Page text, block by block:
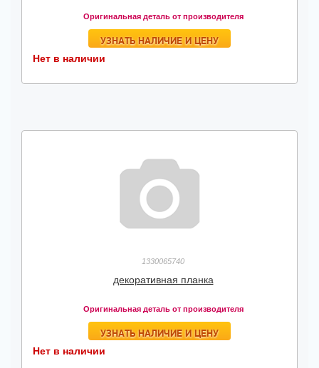
Оригинальная деталь от производителя
УЗНАТЬ НАЛИЧИЕ И ЦЕНУ
Нет в наличии
1330065740
декоративная планка
Оригинальная деталь от производителя
УЗНАТЬ НАЛИЧИЕ И ЦЕНУ
Нет в наличии